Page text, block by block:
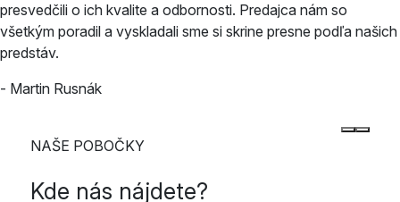
presvedčili o ich kvalite a odbornosti. Predajca nám so
všetkým poradil a vyskladali sme si skrine presne podľa našich
predstáv.
- Martin Rusnák
NAŠE POBOČKY
Kde nás nájdete?